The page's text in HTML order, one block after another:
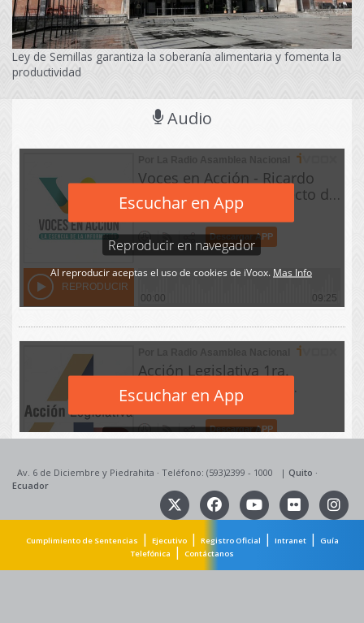
Ley de Semillas garantiza la soberanía alimentaria y fomenta la
productividad
Audio
Av. 6 de Diciembre y Piedrahita · Teléfono: (593)2399 - 1000 | Quito ·
Ecuador
Cumplimiento de Sentencias | Ejecutivo| Registro Oficial | Intranet|
Guía
Telefónica
| Contáctanos